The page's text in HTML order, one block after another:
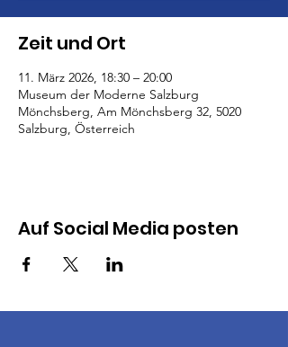
Zeit und Ort
11. März 2026, 18:30 – 20:00
Museum der Moderne Salzburg
Mönchsberg, Am Mönchsberg 32, 5020
Salzburg, Österreich
Auf Social Media posten